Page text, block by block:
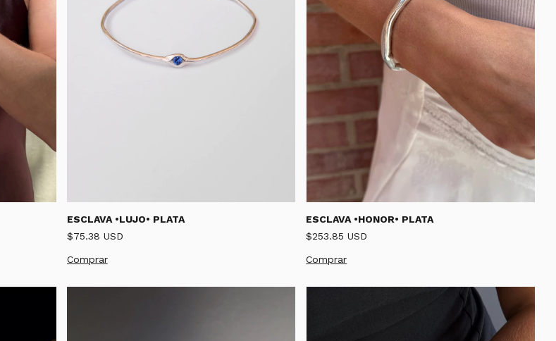
ESCLAVA •LUJO• PLATA
$75.38 USD
Comprar
ESCLAVA •HONOR• PLATA
$253.85 USD
Comprar